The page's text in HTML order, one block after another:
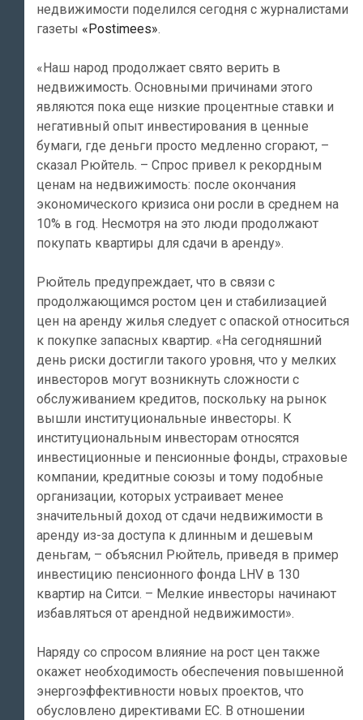
недвижимости поделился сегодня с журналистами
газеты «Postimees».
«Наш народ продолжает свято верить в
недвижимость. Основными причинами этого
являются пока еще низкие процентные ставки и
негативный опыт инвестирования в ценные
бумаги, где деньги просто медленно сгорают, –
сказал Рюйтель. – Спрос привел к рекордным
ценам на недвижимость: после окончания
экономического кризиса они росли в среднем на
10% в год. Несмотря на это люди продолжают
покупать квартиры для сдачи в аренду».
Рюйтель предупреждает, что в связи с
продолжающимся ростом цен и стабилизацией
цен на аренду жилья следует с опаской относиться
к покупке запасных квартир. «На сегодняшний
день риски достигли такого уровня, что у мелких
инвесторов могут возникнуть сложности с
обслуживанием кредитов, поскольку на рынок
вышли институциональные инвесторы. К
институциональным инвесторам относятся
инвестиционные и пенсионные фонды, страховые
компании, кредитные союзы и тому подобные
организации, которых устраивает менее
значительный доход от сдачи недвижимости в
аренду из-за доступа к длинным и дешевым
деньгам, – объяснил Рюйтель, приведя в пример
инвестицию пенсионного фонда LHV в 130
квартир на Ситси. – Мелкие инвесторы начинают
избавляться от арендной недвижимости».
Наряду со спросом влияние на рост цен также
окажет необходимость обеспечения повышенной
энергоэффективности новых проектов, что
обусловлено директивами ЕС. В отношении